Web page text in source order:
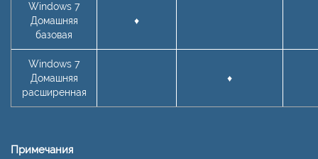
Windows 7
Домашняя
базовая
♦
Windows 7
Домашняя
расширенная
♦
Примечания